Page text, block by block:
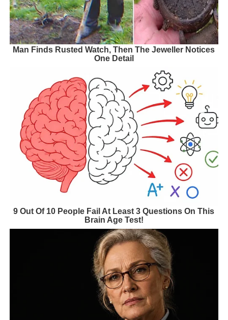
Man Finds Rusted Watch, Then The Jeweller Notices
One Detail
9 Out Of 10 People Fail At Least 3 Questions On This
Brain Age Test!